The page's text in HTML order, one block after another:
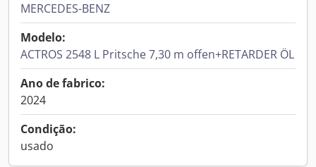
MERCEDES-BENZ
Modelo:
ACTROS 2548 L Pritsche 7,30 m offen+RETARDER ÖL
Ano de fabrico:
2024
Condição:
usado